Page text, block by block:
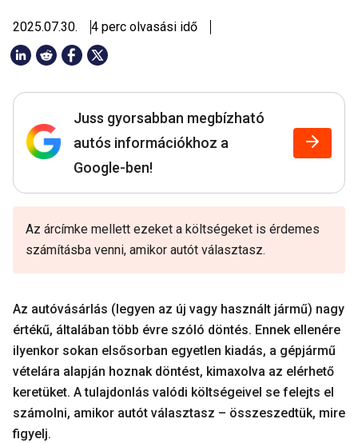
2025.07.30. 4 perc olvasási idő
Juss gyorsabban megbízható
autós információkhoz a
Google-ben!
Az árcímke mellett ezeket a költségeket is érdemes
számításba venni, amikor autót választasz.
Az autóvásárlás (legyen az új vagy használt jármű) nagy
értékű, általában több évre szóló döntés. Ennek ellenére
ilyenkor sokan elsősorban egyetlen kiadás, a gépjármű
vételára alapján hoznak döntést, kimaxolva az elérhető
keretüket. A tulajdonlás valódi költségeivel se felejts el
számolni, amikor autót választasz – összeszedtük, mire
figyelj.